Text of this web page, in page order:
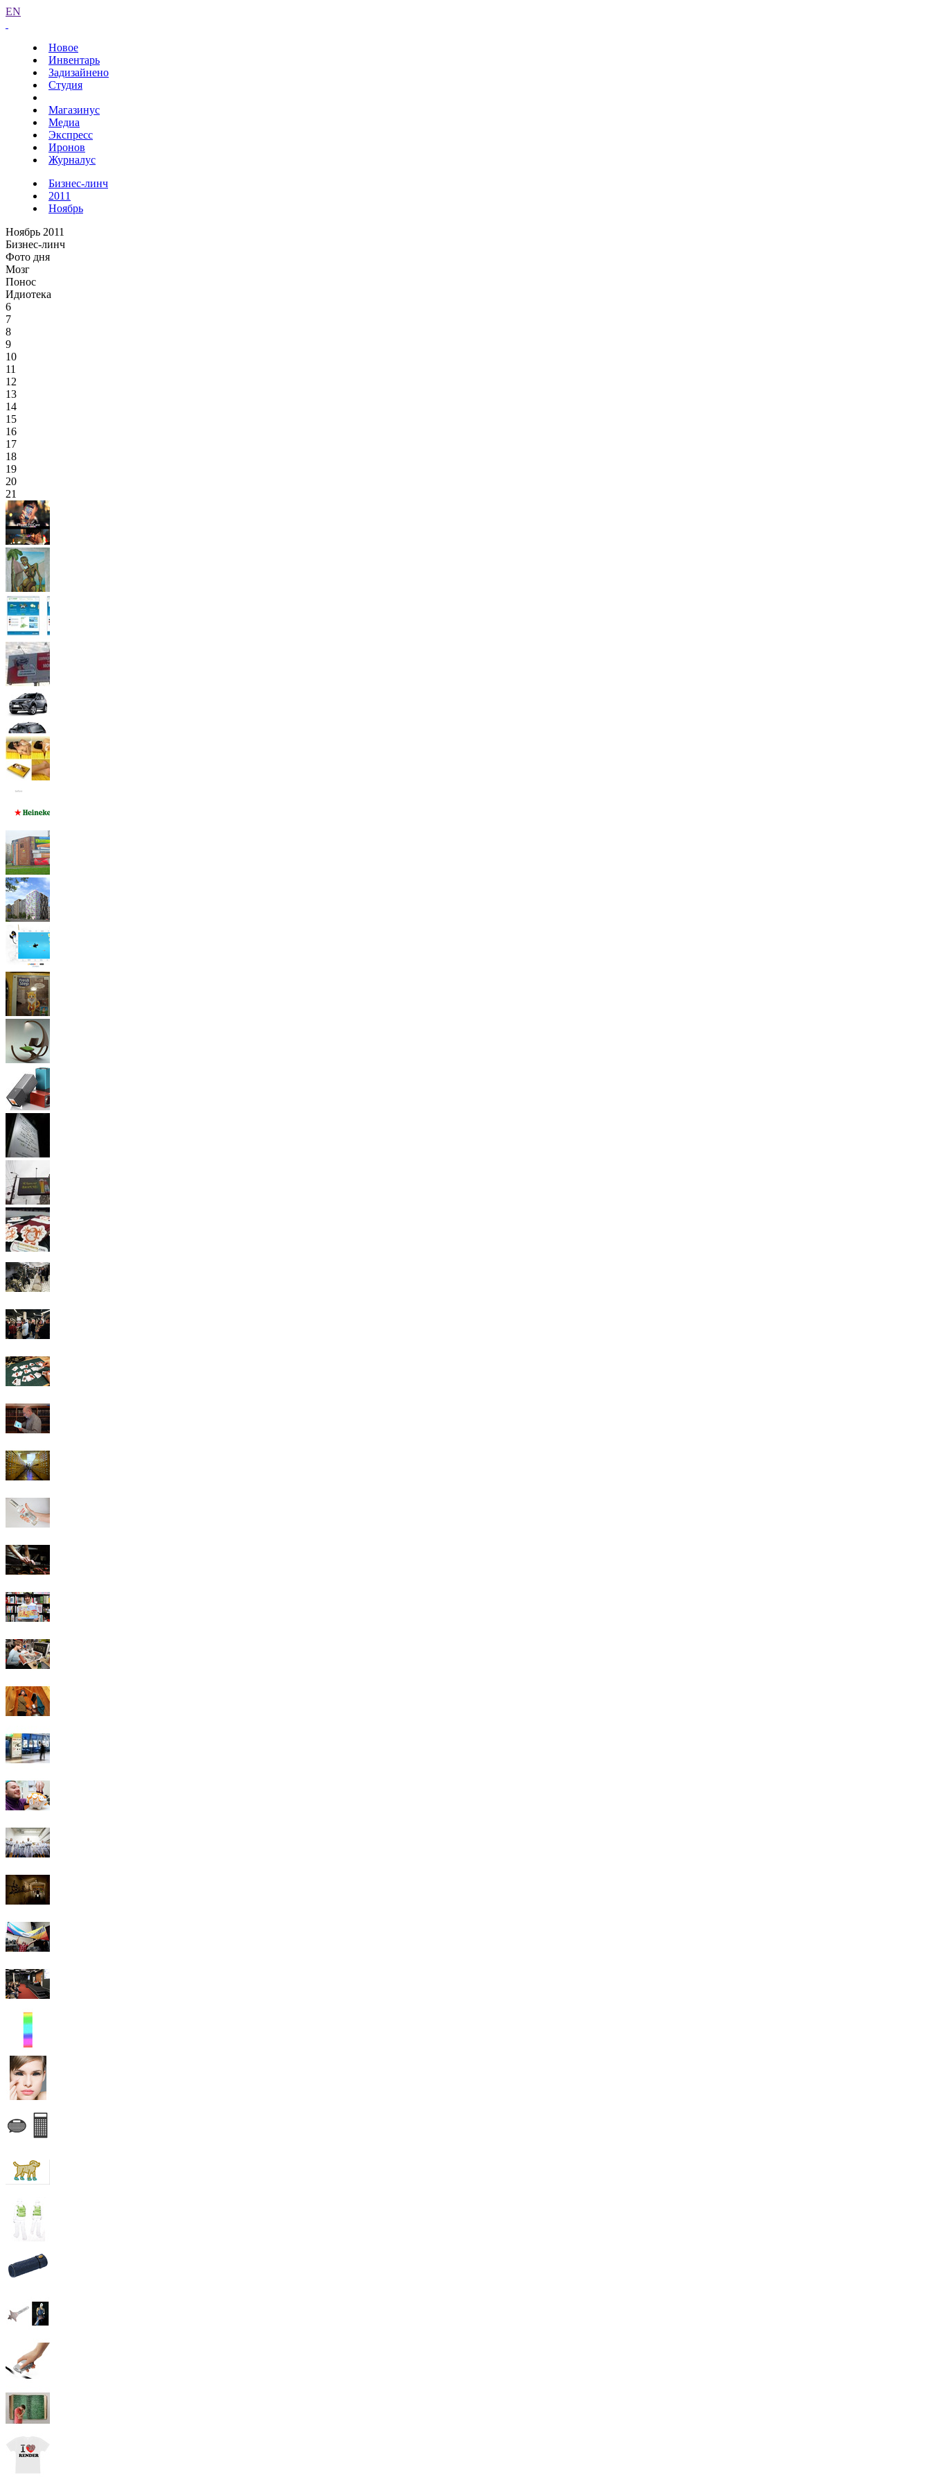
EN
Новое
Инвентарь
Задизайнено
Студия
Магазинус
Медиа
Экспресс
Иронов
Журналус
Бизнес-линч
2011
Ноябрь
Ноябрь 2011
Бизнес-линч
Фото дня
Мозг
Понос
Идиотека
6
7
8
9
10
11
12
13
14
15
16
17
18
19
20
21